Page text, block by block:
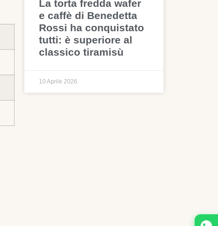
La torta fredda wafer
e caffè di Benedetta
Rossi ha conquistato
tutti: è superiore al
classico tiramisù
10 Aprile 2026